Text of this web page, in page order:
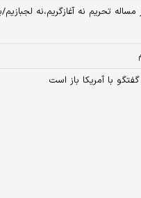
تحریم نه آغازگریم،نه
با آمریکا باز است